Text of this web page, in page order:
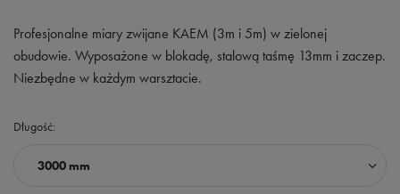
Profesjonalne miary zwijane KAEM (3m i 5m) w zielonej
obudowie. Wyposażone w blokadę, stalową taśmę 13mm i zaczep.
Niezbędne w każdym warsztacie.
Długość
3000 mm